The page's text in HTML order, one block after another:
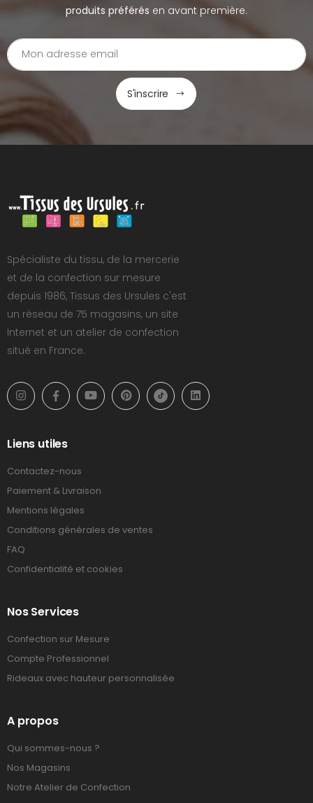
produits préférés en avant première.
S'inscrire
Spécialiste du tissu, de la mercerie
et de la confection sur mesure
depuis 1986, Tissus des Ursules c'est
un réseau de 75 magasins, un site
Internet et un atelier de confection
situé en France.
Liens utiles
Contactez-nous
Paiement & Livraison
Mentions légales
Conditions générales de ventes
FAQ
Confidentialité et cookies
Nos Services
Confection sur Mesure
Compte Professionnel
Rideaux avec hauteur personnalisée
A propos
Qui sommes-nous ?
Nos Magasins
Notre Atelier de Confection